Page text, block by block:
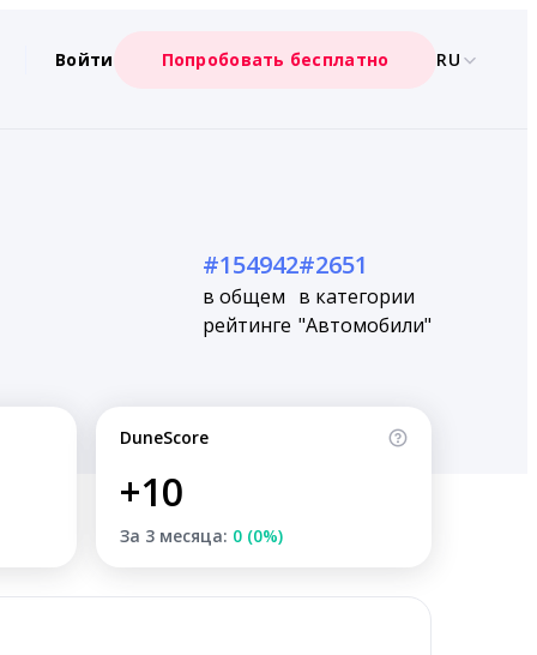
Войти Попробовать бесплатно RU
#154942
в общем
рейтинге
#2651
в категории
"Автомобили"
DuneScore
+10
За 3 месяца: 0 (0%)